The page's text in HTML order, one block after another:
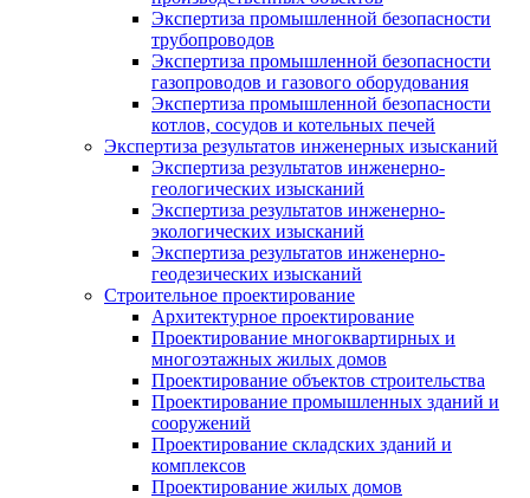
Экспертиза промышленной безопасности
трубопроводов
Экспертиза промышленной безопасности
газопроводов и газового оборудования
Экспертиза промышленной безопасности
котлов, сосудов и котельных печей
Экспертиза результатов инженерных изысканий
Экспертиза результатов инженерно-
геологических изысканий
Экспертиза результатов инженерно-
экологических изысканий
Экспертиза результатов инженерно-
геодезических изысканий
Строительное проектирование
Архитектурное проектирование
Проектирование многоквартирных и
многоэтажных жилых домов
Проектирование объектов строительства
Проектирование промышленных зданий и
сооружений
Проектирование складских зданий и
комплексов
Проектирование жилых домов